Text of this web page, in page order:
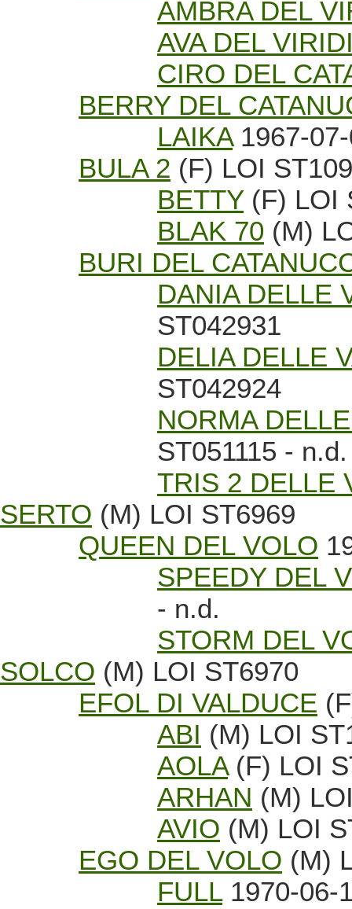
AMBRA DEL
AVA DEL
CIRO DEL
BERRY DEL
LAIKA1967-07-
BULA 2 (F) LOI
BETTY(F) LOI
BLAK 70 (M)
BURI DEL
DANIA DELLE
ST042931
DELIA DELLE
ST042924
NORMA
ST051115 - n.d.
TRIS 2 DELLE
SERTO (M) LOI ST6969
QUEEN DEL VOLO
SPEEDY DEL
- n.d.
STORM DEL
SOLCO (M) LOI ST6970
EFOL DI VALDUCE
ABI (M) LOI
AOLA(F) LOI
ARHAN (M)
AVIO (M) LOI
EGO DEL VOLO (M)
FULL1970-06-